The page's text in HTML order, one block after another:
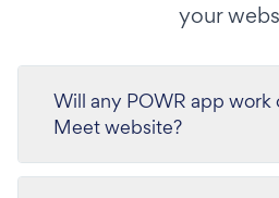
your
Will any POWR app work
Meet website?